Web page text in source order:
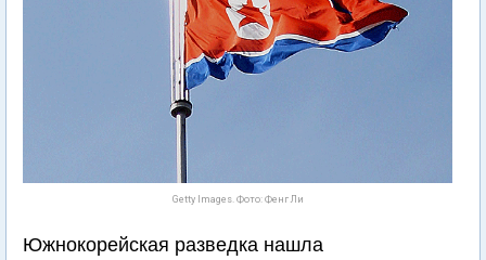
Getty Images. Фото: Фенг Ли
Южнокорейская разведка нашла